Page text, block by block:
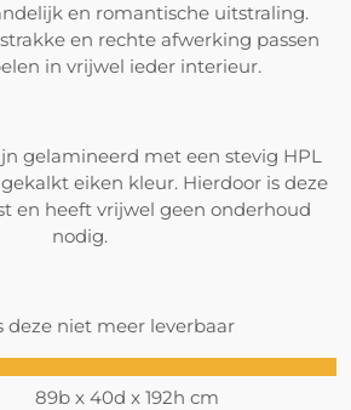
en romantische uitstraling.
en rechte afwerking passen
in vrijwel ieder interieur.
gelamineerd met een stevig HPL
eiken kleur. Hierdoor is deze
en heeft vrijwel geen onderhoud
nodig.
deze niet meer leverbaar
89b x 40d x 192h cm